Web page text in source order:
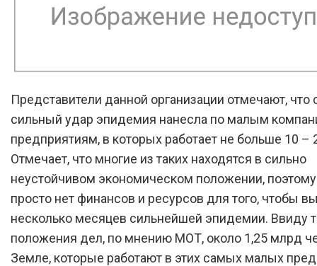
Представители данной организации отмечают,
сильный удар эпидемия нанесла по малым
предприятиям, в которых работает не больше 10 –
Отмечает, что многие из таких находятся в сильно
неустойчивом экономическом положении, поэтому
просто нет финансов и ресурсов для того, чтобы
несколько месяцев сильнейшей эпидемии. Ввиду
положения дел, по мнению МОТ, около 1,25 млрд
Земле, которые работают в этих самых малых